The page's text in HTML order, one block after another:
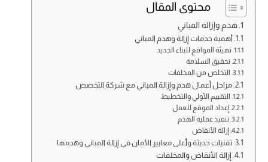
محتوى المقال
هدم وإزالة المباني
أهمية خدمات إزالة وهدم المباني
تهيئة المواقع للبناء الجديد
تحقيق السلامة
التخلص من المخلفات
مراحل أعمال هدم وإزالة المباني مع شركة التخصص
التقييم الأولي والتخطيط
إعداد الموقع للعمل
تنفيذ عملية الهدم
إزالة الأنقاض
تقنيات حديثة وأعلى معايير الأمان في إزالة المباني وهدمها
إزالة الأنقاض والمخلفات